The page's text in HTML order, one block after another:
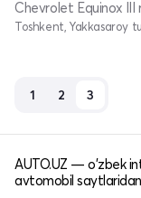
Chevrolet Equinox III
Toshkent, Yakkasaroy
1 2 3
AUTO.UZ — o'zbek
avtomobil